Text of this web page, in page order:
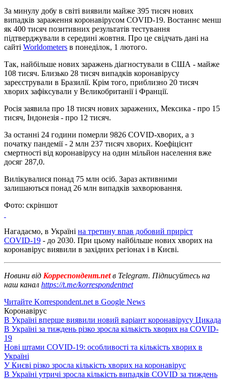
За минулу добу в світі виявили майже 395 тисяч нових
випадків зараження коронавірусом COVID-19. Востаннє менш
як 400 тисяч позитивних результатів тестування
підтверджували в середині жовтня. Про це свідчать дані на
сайті Worldometers в понеділок, 1 лютого.
Так, найбільше нових заражень діагностували в США - майже
108 тисяч. Близько 28 тисяч випадків коронавірусу
зареєстрували в Бразилії. Крім того, приблизно 20 тисяч
хворих зафіксували у Великобританії і Франції.
Росія заявила про 18 тисяч нових заражених, Мексика - про 15
тисяч, Індонезія - про 12 тисяч.
За останні 24 години померли 9826 COVID-хворих, а з
початку пандемії - 2 млн 237 тисяч хворих. Коефіцієнт
смертності від коронавірусу на один мільйон населення вже
досяг 287,0.
Вилікувалися понад 75 млн осіб. Зараз активними
залишаються понад 26 млн випадків захворювання.
Фото: скріншот
Нагадаємо, в Україні на третину впав добовий приріст
COVID-19 - до 2030. При цьому найбільше нових хворих на
коронавірус виявили в західних регіонах і в Києві.
Новини від Корреспондент.netв Telegram. Підписуйтесь на
наш канал https://t.me/korrespondentnet
Читайте Korrespondent.net в Google News
Коронавірус
В Україні вперше виявили новий варіант коронавірусу Цикада
В Україні за тиждень різко зросла кількість хворих на COVID-
19
Нові штами COVID-19: особливості та кількість хворих в
Україні
У Києві різко зросла кількість хворих на коронавірус
В Україні утричі зросла кількість випадків COVID за тиждень